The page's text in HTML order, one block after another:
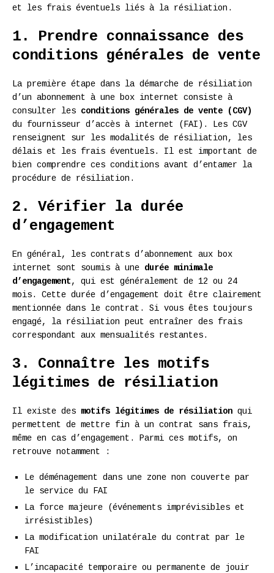
et les frais éventuels liés à la résiliation.
1. Prendre connaissance des
conditions générales de vente
La première étape dans la démarche de résiliation
d’un abonnement à une box internet consiste à
consulter les conditions générales de vente (CGV)
du fournisseur d’accès à internet (FAI). Les CGV
renseignent sur les modalités de résiliation, les
délais et les frais éventuels. Il est important de
bien comprendre ces conditions avant d’entamer la
procédure de résiliation.
2. Vérifier la durée
d’engagement
En général, les contrats d’abonnement aux box
internet sont soumis à une durée minimale
d’engagement, qui est généralement de 12 ou 24
mois. Cette durée d’engagement doit être clairement
mentionnée dans le contrat. Si vous êtes toujours
engagé, la résiliation peut entraîner des frais
correspondant aux mensualités restantes.
3. Connaître les motifs
légitimes de résiliation
Il existe des motifs légitimes de résiliation qui
permettent de mettre fin à un contrat sans frais,
même en cas d’engagement. Parmi ces motifs, on
retrouve notamment :
Le déménagement dans une zone non couverte par
le service du FAI
La force majeure (événements imprévisibles et
irrésistibles)
La modification unilatérale du contrat par le
FAI
L’incapacité temporaire ou permanente de jouir